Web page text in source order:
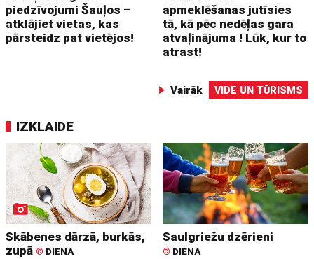
piedzīvojumi Šauļos –
atklājiet vietas, kas
pārsteidz pat vietējos!
apmeklēšanas jutīsies
tā, kā pēc nedēļas gara
atvaļinājuma ! Lūk, kur to
atrast!
Vairāk VIDE UN TŪRISMS
IZKLAIDE
Skābenes dārzā, burkās,
zupā © DIENA
Saulgriežu dzērieni
© DIENA